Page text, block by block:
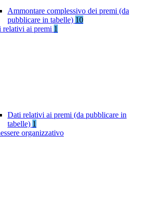
Ammontare complessivo dei premi (da
pubblicare in tabelle) 10
relativi ai premi 1
Dati relativi ai premi (da pubblicare in
tabelle) 1
organizzativo